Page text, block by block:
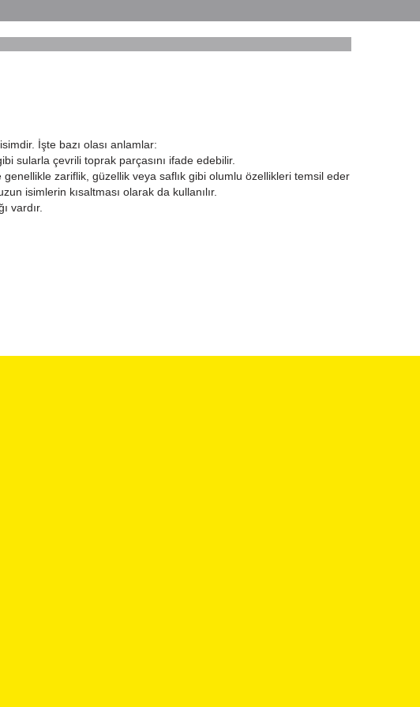
İşte bazı olası anlamlar:
sularla çevrili toprak parçasını ifade edebilir.
genellikle zariflik, güzellik veya saflık gibi olumlu özellikleri temsil eder
isimlerin kısaltması olarak da kullanılır.
vardır.